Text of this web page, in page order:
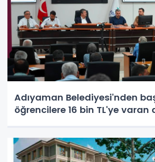
Adıyaman Belediyesi'nden
öğrencilere 16 bin TL'ye varan